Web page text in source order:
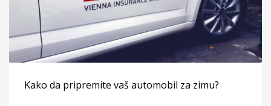
Kako da pripremite vaš automobil za zimu?